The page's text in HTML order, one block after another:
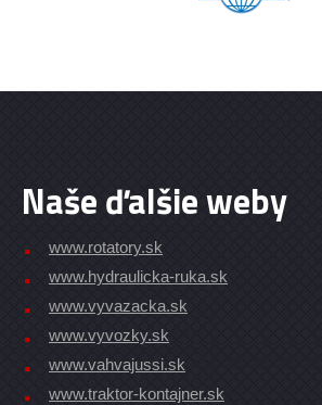
Naše ďalšie weby
www.rotatory.sk
www.hydraulicka-ruka.sk
www.vyvazacka.sk
www.vyvozky.sk
www.vahvajussi.sk
www.traktor-kontajner.sk